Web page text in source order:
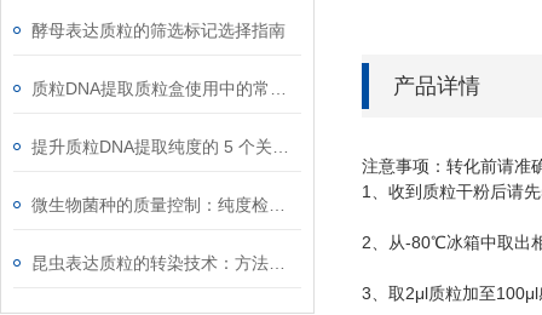
酵母表达质粒的筛选标记选择指南
产品详情
注意事项：转化前请准
1 、收到质粒干粉后请先
2、从-80℃冰箱中取出
3、取 2μl质粒加至 100μl